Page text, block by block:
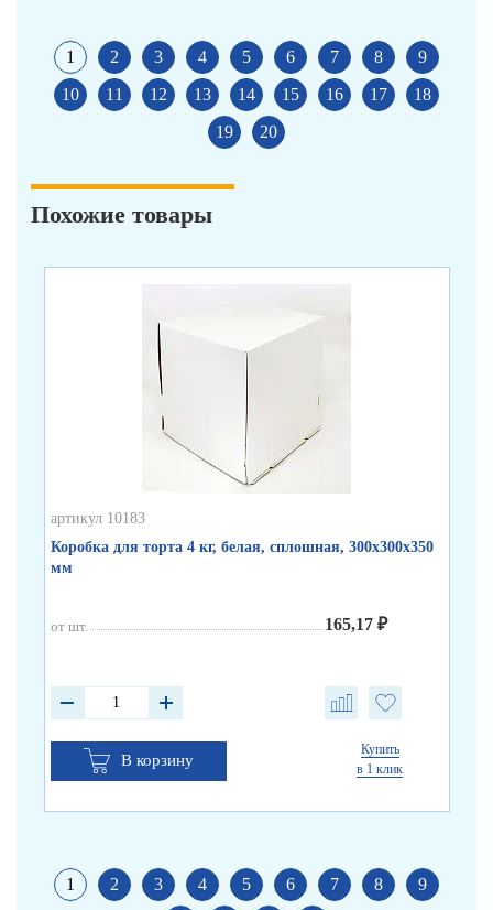
1 2 3 4 5 6 7 8
9
10
11 12 13 14 15 16 17
18
19
20
Похожие товары
артикул 10183
Коробка для торта 4 кг, белая, сплошная, 300х300х350
мм
от шт. 165,17 ₽
В корзину
Купить
в 1 клик
1 2 3 4 5 6 7 8
9